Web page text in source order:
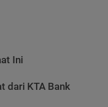
Ini
dari KTA Bank